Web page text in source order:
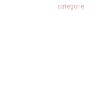
categorie